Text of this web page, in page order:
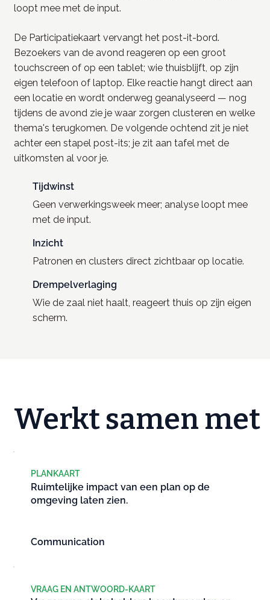
loopt mee met de input.
De Participatiekaart vervangt het post-it-bord.
Bezoekers van de avond reageren op een groot
touchscreen of op een tablet; wie thuisblijft, op zijn
eigen telefoon of laptop. Elke reactie hangt direct aan
een locatie en wordt onderweg geanalyseerd — nog
tijdens de avond zie je waar zorgen clusteren en welke
thema's terugkomen. De volgende ochtend zit je niet
achter een stapel post-its; je zit aan tafel met de
uitkomsten al voor je.
Tijdwinst
Geen verwerkingsweek meer; analyse loopt mee
met de input.
Inzicht
Patronen en clusters direct zichtbaar op locatie.
Drempelverlaging
Wie de zaal niet haalt, reageert thuis op zijn eigen
scherm.
Werkt samen met
PLANKAART
Ruimtelijke impact van een plan op de
omgeving laten zien.
Communication
VRAAG EN ANTWOORD-KAART